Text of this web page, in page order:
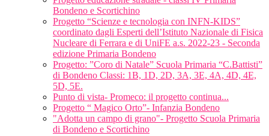
Bondeno e Scortichino
Progetto “Scienze e tecnologia con INFN-KIDS”
coordinato dagli Esperti dell’Istituto Nazionale di Fisica
Nucleare di Ferrara e di UniFE a.s. 2022-23 - Seconda
edizione Primaria Bondeno
Progetto: ”Coro di Natale” Scuola Primaria “C.Battisti”
di Bondeno Classi: 1B, 1D, 2D, 3A, 3E, 4A, 4D, 4E,
5D, 5E.
Punto di vista- Promeco: il progetto continua...
Progetto “ Magico Orto”- Infanzia Bondeno
"Adotta un campo di grano"- Progetto Scuola Primaria
di Bondeno e Scortichino